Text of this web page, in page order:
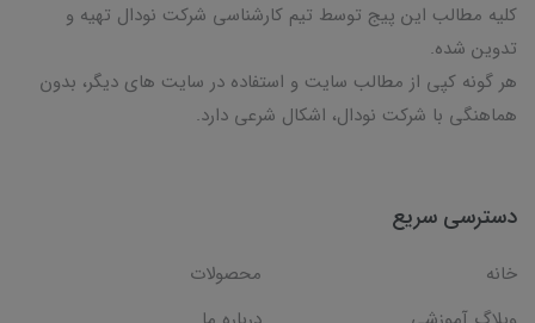
کلیه مطالب این پیج توسط تیم کارشناسی شرکت نودال تهیه و
تدوین شده.
هر گونه کپی از مطالب سایت و استفاده در سایت های دیگر، بدون
هماهنگی با شرکت نودال، اشکال شرعی دارد.
دسترسی سریع
خانه
محصولات